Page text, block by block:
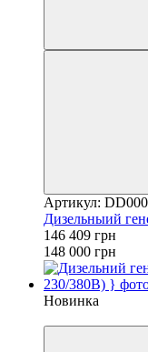
Артикул:
Дизельныий
146 409 грн
148 000 грн
Новинка